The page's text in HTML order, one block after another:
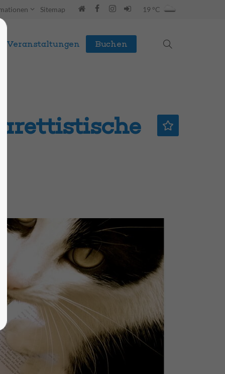
Sitemap 19 °C
Veranstaltungen Buchen